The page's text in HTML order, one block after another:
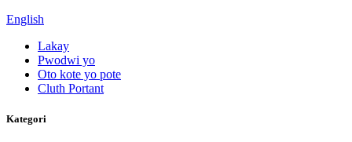
English
Lakay
Pwodwi yo
Oto kote yo pote
Cluth Portant
Kategori